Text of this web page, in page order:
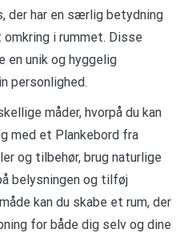
der har en særlig betydning
i rummet. Disse
en unik og hyggelig
personlighed.
måder, hvorpå du kan
med et Plankebord fra
og tilbehør, brug naturlige
belysningen og tilføj
kan du skabe et rum, der
for både dig selv og dine